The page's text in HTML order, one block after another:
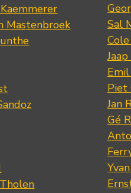
Mastenbroek
Sal
Piet
Jan
Gé